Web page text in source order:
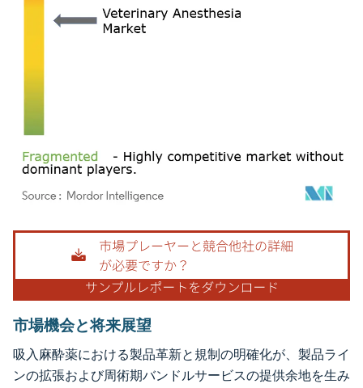
画像 © Mordor Intelligence。再利用にはCC BY 4.0の表示が必要です。
市場機会と将来展望
吸入麻酔薬における製品革新と規制の明確化が、製品ライ
ンの拡張および周術期バンドルサービスの提供余地を生み